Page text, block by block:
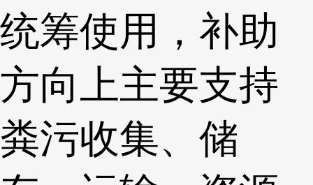
统筹使用，补助
方向上主要支持
粪污收集、储